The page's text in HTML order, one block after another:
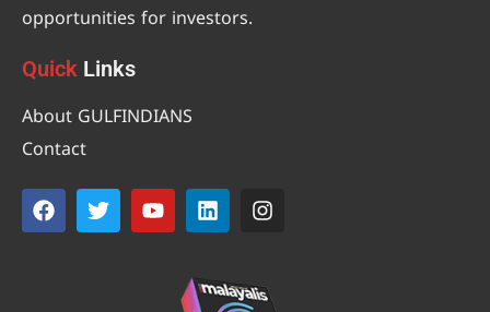
opportunities for investors.
Quick Links
About GULFINDIANS
Contact